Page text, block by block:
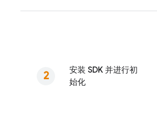
安装 SDK 并进行初
始化